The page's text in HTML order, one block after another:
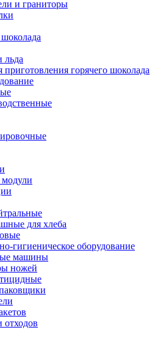
и граниторы
льда
горячего шоколада
для хлеба
гигиеническое оборудование
машины
ножей
отходов